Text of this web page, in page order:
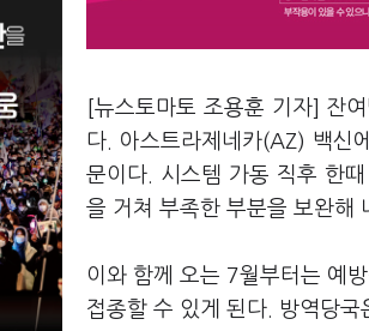
[뉴스토마토 조용훈 기자] 잔
다. 아스트라제네카(AZ) 백신
문이다. 시스템 가동 직후 한
을 거쳐 부족한 부분을 보완해
이와 함께 오는 7월부터는 예
접종할 수 있게 된다. 방역당